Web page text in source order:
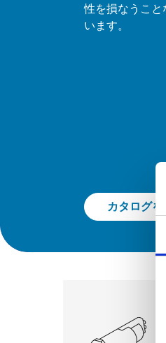
性を損なうこと
います。
カタログを